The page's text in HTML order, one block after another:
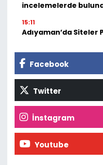
incelemelerde
15:11
Adıyaman’da Siteler
Facebook
Twitter
İnstagram
Youtube